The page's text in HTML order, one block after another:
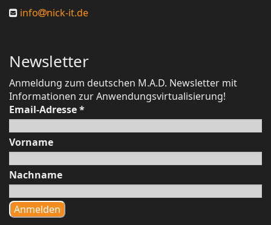
info
nick-it.de
Newsletter
Anmeldung zum deutschen M.A.D. Newsletter mit
Informationen zur Anwendungsvirtualisierung!
Email-Adresse*
Vorname
Nachname